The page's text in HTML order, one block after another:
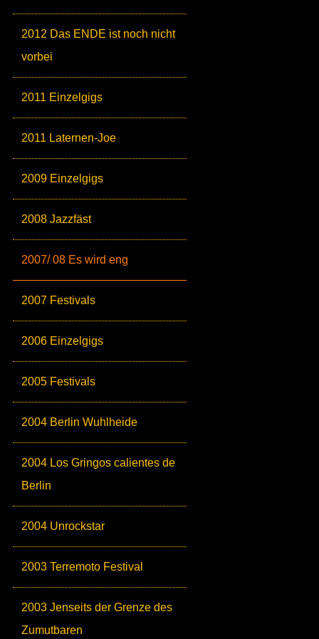
2012 Das ENDE ist noch nicht
vorbei
2011 Einzelgigs
2011 Laternen-Joe
2009 Einzelgigs
2008 Jazzfäst
2007/ 08 Es wird eng
2007 Festivals
2006 Einzelgigs
2005 Festivals
2004 Berlin Wuhlheide
2004 Los Gringos calientes de
Berlin
2004 Unrockstar
2003 Terremoto Festival
2003 Jenseits der Grenze des
Zumutbaren